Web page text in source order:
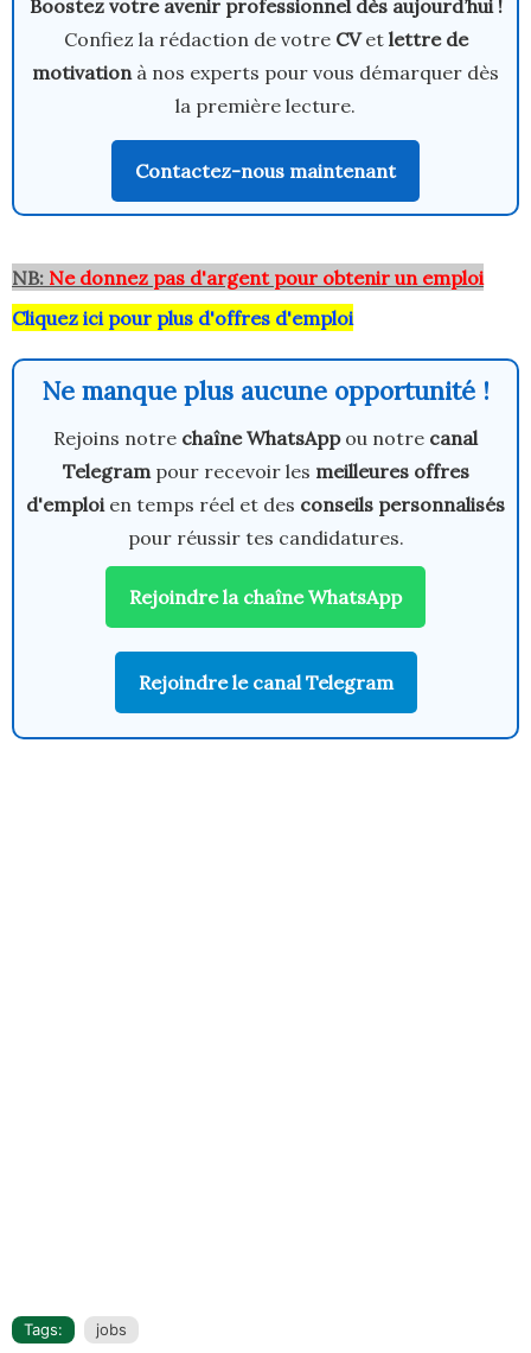
Boostez votre avenir professionnel dès aujourd’hui !
Confiez la rédaction de votre CVet lettre de
motivationà nos experts pour vous démarquer dès
la première lecture.
Contactez-nous maintenant
NB: Ne donnez pas d'argent pour obtenir un emploi
Cliquez ici pour plus d'offres d'emploi
Ne manque plus aucune opportunité !
Rejoins notre chaîne WhatsAppou notre canal
Telegrampour recevoir les meilleures offres
d'emploien temps réel et des conseils personnalisés
pour réussir tes candidatures.
Rejoindre la chaîne WhatsApp
Rejoindre le canal Telegram
Tags: jobs